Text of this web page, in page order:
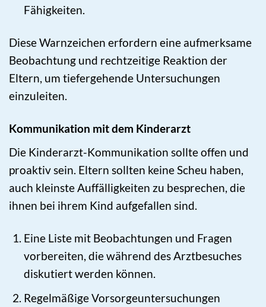
Fähigkeiten.
Diese Warnzeichen erfordern eine aufmerksame
Beobachtung und rechtzeitige Reaktion der
Eltern, um tiefergehende Untersuchungen
einzuleiten.
Kommunikation mit dem Kinderarzt
Die Kinderarzt-Kommunikation sollte offen und
proaktiv sein. Eltern sollten keine Scheu haben,
auch kleinste Auffälligkeiten zu besprechen, die
ihnen bei ihrem Kind aufgefallen sind.
Eine Liste mit Beobachtungen und Fragen
vorbereiten, die während des Arztbesuches
diskutiert werden können.
Regelmäßige Vorsorgeuntersuchungen